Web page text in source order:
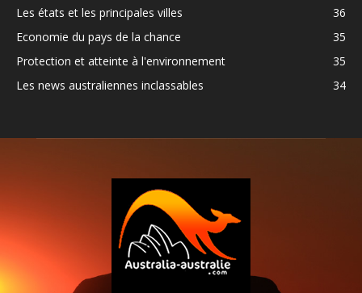
Les états et les principales villes
36
Economie du pays de la chance
35
Protection et atteinte à l'environnement
35
Les news australiennes inclassables
34